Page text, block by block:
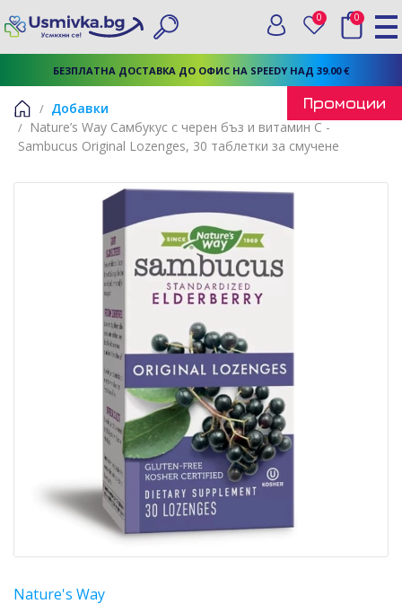
БЕЗПЛАТНА ДОСТАВКА ДО ОФИС НА SPEEDY НАД 39.00 €
Търси
Вход
0 Любими
0
Начало
Добавки
Nature’s Way Самбукус с черен бъз и витамин С -
Sambucus Original Lozenges, 30 таблетки за смучене
Nature's Way
Промоции